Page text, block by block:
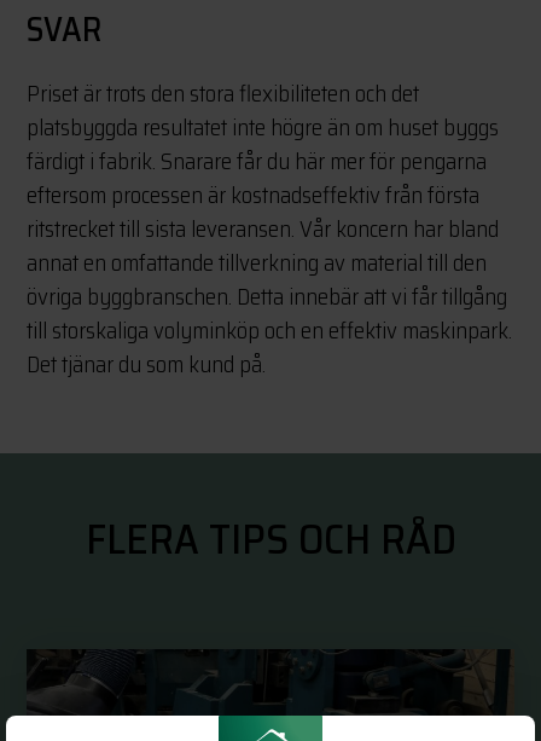
SVAR
Priset är trots den stora flexibiliteten och det
platsbyggda resultatet inte högre än om huset byggs
färdigt i fabrik. Snarare får du här mer för pengarna
eftersom processen är kostnadseffektiv från första
ritstrecket till sista leveransen. Vår koncern har bland
annat en omfattande tillverkning av material till den
övriga byggbranschen. Detta innebär att vi får tillgång
till storskaliga volyminköp och en effektiv maskinpark.
Det tjänar du som kund på.
FLERA TIPS OCH RÅD